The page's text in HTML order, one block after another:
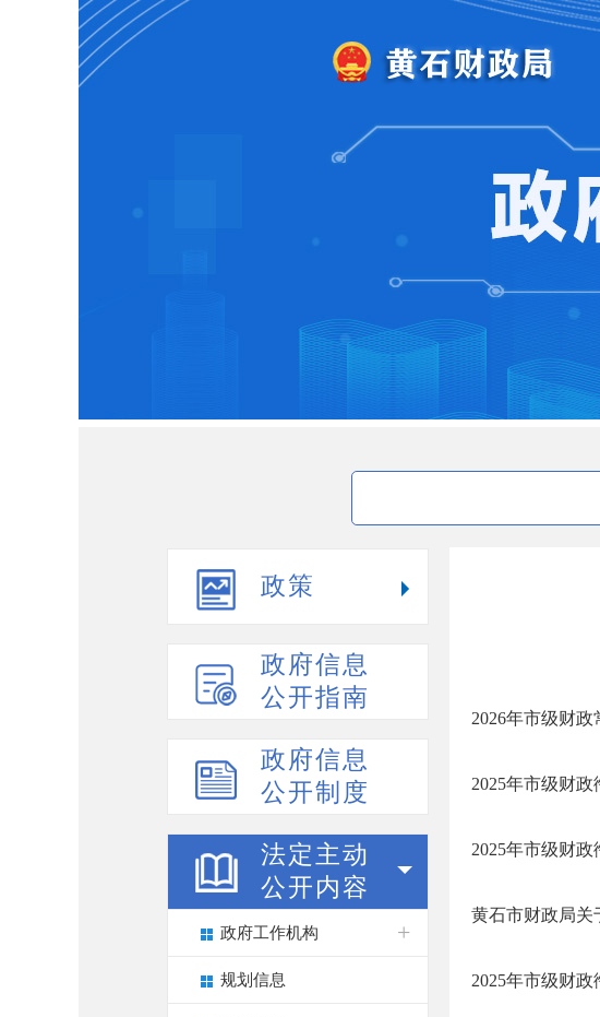
政策
政府信息
公开指南
政府信息
公开制度
法定主动
公开内容
政府工作机构
规划信息
2026年市级财
2025年市级财
2025年市级财
黄石市财政局关
2025年市级财